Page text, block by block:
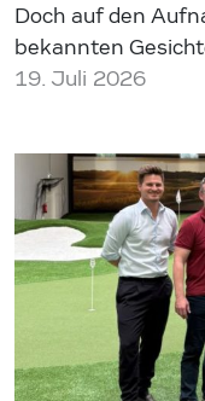
Doch auf den
bekannten
19. Juli 2026